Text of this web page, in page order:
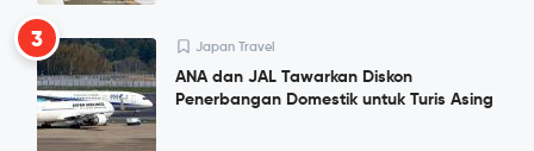
3 Japan Travel
ANA dan JAL Tawarkan Diskon
Penerbangan Domestik untuk Turis Asing